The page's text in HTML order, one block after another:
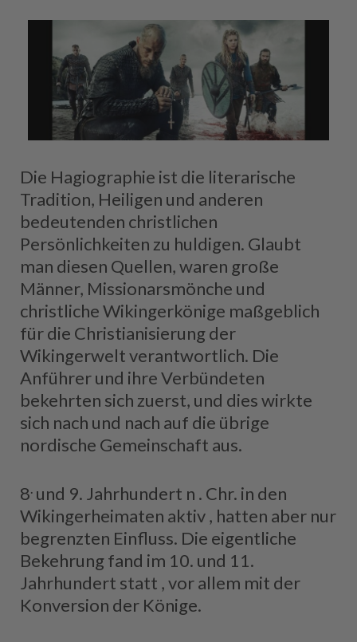
Die Hagiographie ist die literarische
Tradition, Heiligen und anderen
bedeutenden christlichen
Persönlichkeiten zu huldigen. Glaubt
man diesen Quellen, waren große
Männer, Missionarsmönche und
christliche Wikingerkönige maßgeblich
für die Christianisierung der
Wikingerwelt verantwortlich. Die
Anführer und ihre Verbündeten
bekehrten sich zuerst, und dies wirkte
sich nach und nach auf die übrige
nordische Gemeinschaft aus.
8. und 9. Jahrhundert n . Chr. in den
Wikingerheimaten aktiv , hatten aber nur
begrenzten Einfluss. Die eigentliche
Bekehrung fand im 10. und 11.
Jahrhundert statt , vor allem mit der
Konversion der Könige.